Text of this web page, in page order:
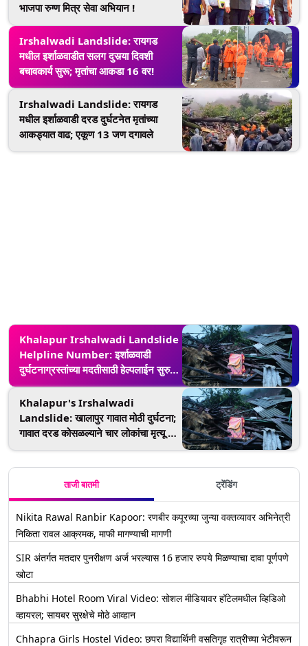
भाजपा रुग्ण मित्र सेवा अभियान !
Irshalwadi Landslide: रायगड
मधील इर्शाळवाडीत सलग दुसर्‍या दिवशी
बचावकार्य सुरू; मृतांचा आकडा 16 वर!
Irshalwadi Landslide: रायगड
मधील इर्शाळवाडी दरड दुर्घटनेत मृतांच्या
आकड्यात वाढ; एकूण 13 जण दगावले
Khalapur Irshalwadi Landslide
Helpline Number: इर्शाळवाडी
दुर्घटनाग्रस्तांच्या मदतीसाठी हेल्पलाईन सुरु,
8108195554 क्रमांकावर संपर्क करण्याचे
अवाहन
Khalapur's Irshalwadi
Landslide: खालापुर गावात मोठी दुर्घटना;
गावात दरड कोसळल्याने चार लोकांचा मृत्यू तर
ताजी बातमी ट्रेंडिंग
Nikita Rawal Ranbir Kapoor: रणबीर कपूरच्या जुन्या वक्तव्यावर अभिनेत्री
निकिता रावल आक्रमक, माफी मागण्याची मागणी
SIR अंतर्गत मतदार पुनरीक्षण अर्ज भरल्यास 16 हजार रुपये मिळण्याचा दावा पूर्णपणे
खोटा
Bhabhi Hotel Room Viral Video: सोशल मीडियावर हॉटेलमधील व्हिडिओ
व्हायरल; सायबर सुरक्षेचे मोठे आव्हान
Chhapra Girls Hostel Video: छपरा विद्यार्थिनी वसतिगृह रात्रीच्या भेटीवरून